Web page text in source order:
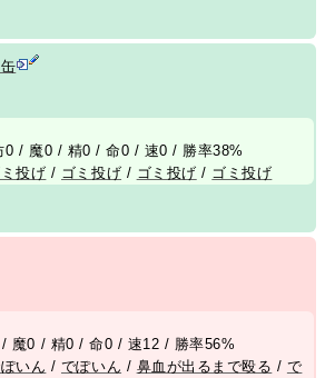
/ 魔0 / 精0 / 命0 / 速0 / 勝率38%
投げ / ゴミ投げ / ゴミ投げ / ゴミ投げ
魔0 / 精0 / 命0 / 速12 / 勝率56%
いん / でぽいん / 鼻血が出るまで殴る / で